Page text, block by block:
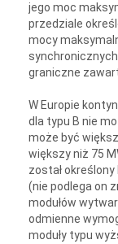
jego moc
przedziale
mocy
graniczne
W Europie
dla typu B nie
może być
większy niż 75
został określony
(nie podlega on
modułów
odmienne
moduły typu